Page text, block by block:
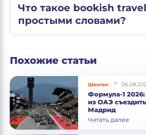
Что такое bookish travel
простыми словами?
Похожие статьи
Шенген
Формула-1
из ОАЭ
Мадрид
Читать далее